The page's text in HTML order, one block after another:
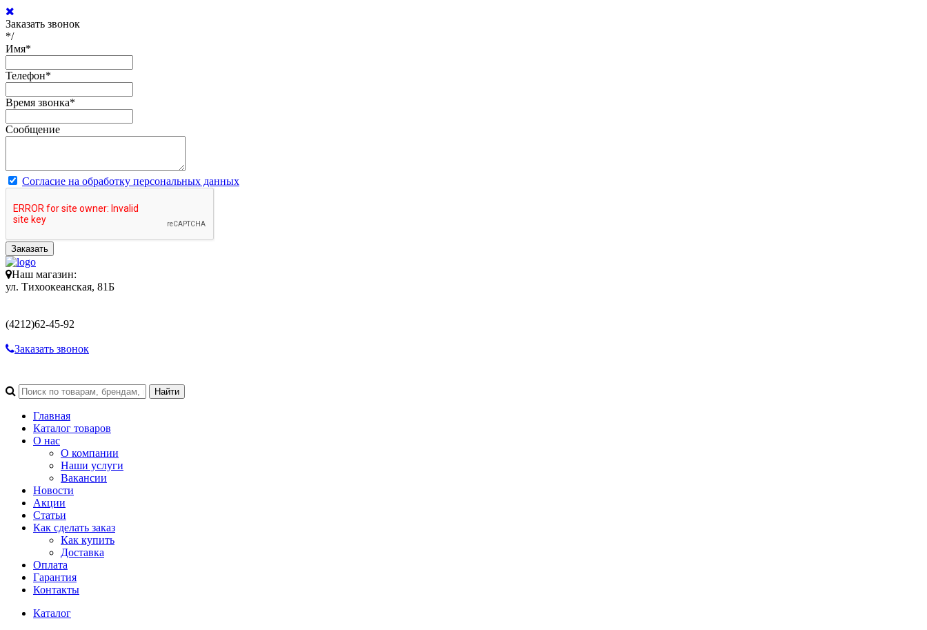
Заказать звонок
*/
Имя*
Телефон*
Время звонка*
Сообщение
Согласие на обработку персональных данных
Заказать
Наш магазин:
ул. Тихоокеанская, 81Б
(4212)62-45-92
Заказать звонок
Главная
Каталог товаров
О нас
О компании
Наши услуги
Вакансии
Новости
Акции
Статьи
Как сделать заказ
Как купить
Доставка
Оплата
Гарантия
Контакты
Каталог